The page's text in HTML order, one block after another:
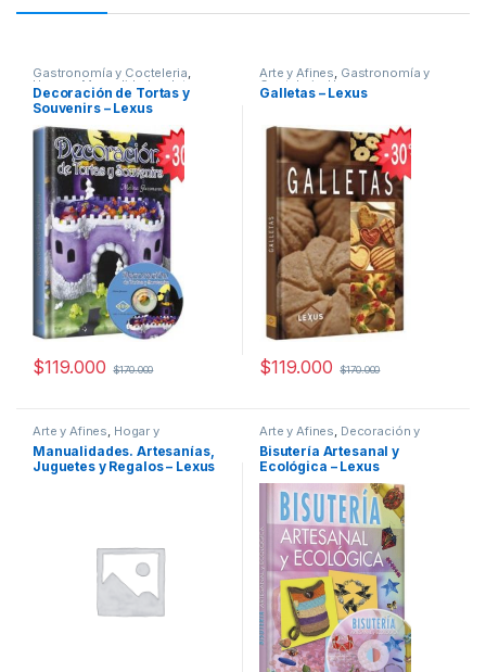
Gastronomía y Cocteleria,
Hogar y Manualidades Interes
General,Ocio y Tiempo Libre
Ofertas,Temas Varios
Decoración de Tortas y
Souvenirs – Lexus
$119.000 $170.000
Arte y Afines, Gastronomía y
Cocteleria Hogar y
Manualidades,Interes General
Galletas – Lexus
$119.000 $170.000
Arte y Afines, Hogar y
Manualidades Interes General
Ocio y Tiempo Libre,Temas
Varios
Manualidades. Artesanías,
Juguetes y Regalos – Lexus
Arte y Afines, Decoración y
Muebles, Hogar y Manualidades
Interes General,Moda ,Ocio y
Tiempo Libre,Temas Varios
Bisutería Artesanal y
Ecológica – Lexus